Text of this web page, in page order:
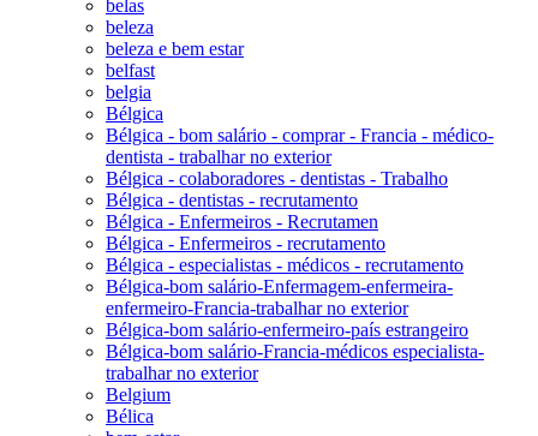
belas
beleza
beleza e bem estar
belfast
belgia
Bélgica
Bélgica - bom salário - comprar - Francia - médico-
dentista - trabalhar no exterior
Bélgica - colaboradores - dentistas - Trabalho
Bélgica - dentistas - recrutamento
Bélgica - Enfermeiros - Recrutamen
Bélgica - Enfermeiros - recrutamento
Bélgica - especialistas - médicos - recrutamento
Bélgica-bom salário-Enfermagem-enfermeira-
enfermeiro-Francia-trabalhar no exterior
Bélgica-bom salário-enfermeiro-país estrangeiro
Bélgica-bom salário-Francia-médicos especialista-
trabalhar no exterior
Belgium
Bélica